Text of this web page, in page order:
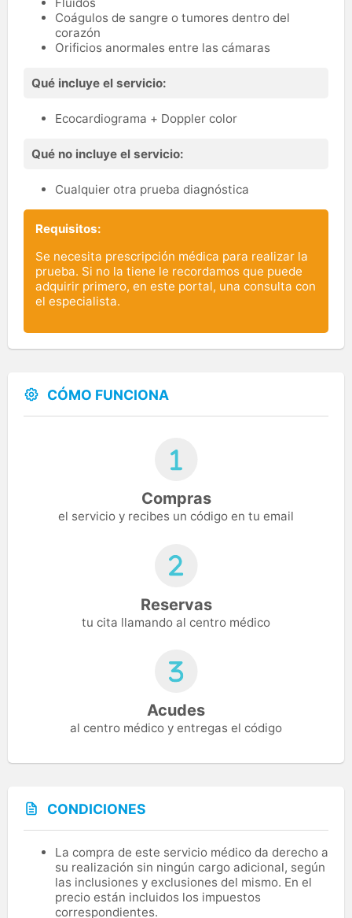
Coágulos de sangre o tumores dentro del
corazón
Orificios anormales entre las cámaras
Qué incluye el servicio:
Ecocardiograma + Doppler color
Qué no incluye el servicio:
Cualquier otra prueba diagnóstica
Requisitos:
Se necesita prescripción médica para realizar la
prueba. Si no la tiene le recordamos que puede
adquirir primero, en este portal, una consulta con
el especialista.
CÓMO FUNCIONA
Compras
el servicio y recibes un código en tu email
Reservas
tu cita llamando al centro médico
Acudes
al centro médico y entregas el código
CONDICIONES
La compra de este servicio médico da derecho a
su realización sin ningún cargo adicional, según
las inclusiones y exclusiones del mismo. En el
precio están incluidos los impuestos
correspondientes.